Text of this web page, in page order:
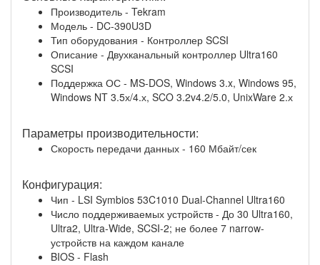
Производитель - Tekram
Модель - DC-390U3D
Тип оборудования - Контроллер SCSI
Описание - Двухканальный контроллер Ultra160
SCSI
Поддержка ОС - MS-DOS, Windows 3.x, Windows 95,
Windows NT 3.5х/4.х, SCO 3.2v4.2/5.0, UnixWare 2.х
Параметры производительности:
Скорость передачи данных - 160 Мбайт/сек
Конфигурация:
Чип - LSI Symbios 53C1010 Dual-Channel Ultra160
Число поддерживаемых устройств - До 30 Ultra160,
Ultra2, Ultra-Wide, SCSI-2; не более 7 narrow-
устройств на каждом канале
BIOS - Flash